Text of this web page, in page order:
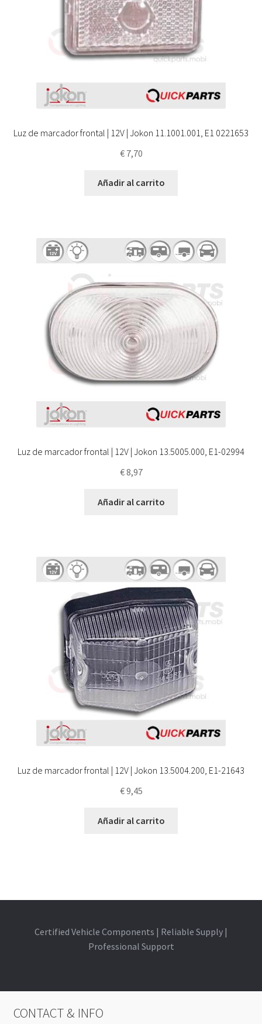
Luz de marcador frontal | 12V | Jokon 11.1001.001, E1 0221653
€7,70
Añadir al carrito
Luz de marcador frontal | 12V | Jokon 13.5005.000, E1-02994
€8,97
Añadir al carrito
Luz de marcador frontal | 12V | Jokon 13.5004.200, E1-21643
€9,45
Añadir al carrito
Certified Vehicle Components | Reliable Supply |
Professional Support
CONTACT & INFO